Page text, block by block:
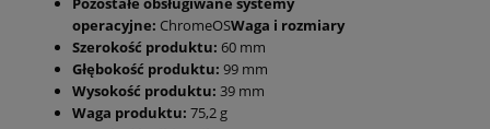
operacyjne: ChromeOSWaga i rozmiary
Szerokość produktu: 60 mm
Głębokość produktu: 99 mm
Wysokość produktu: 39 mm
Waga produktu: 75,2 g